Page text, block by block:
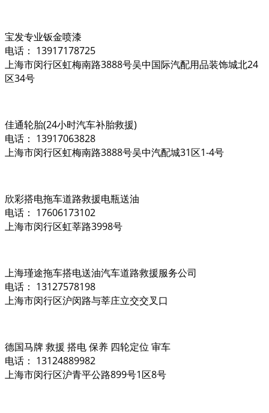
宝发专业钣金喷漆
电话： 13917178725
上海市闵行区虹梅南路3888号吴中国际汽配用品装饰城北24
区34号
佳通轮胎(24小时汽车补胎救援)
电话： 13917063828
上海市闵行区虹梅南路3888号吴中汽配城31区1-4号
欣彩搭电拖车道路救援电瓶送油
电话： 17606173102
上海市闵行区虹莘路3998号
上海瑾途拖车搭电送油汽车道路救援服务公司
电话： 13127578198
上海市闵行区沪闵路与莘庄立交交叉口
德国马牌 救援 搭电 保养 四轮定位 审车
电话： 13124889982
上海市闵行区沪青平公路899号1区8号